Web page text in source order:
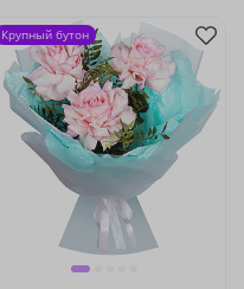
Крупный бутон